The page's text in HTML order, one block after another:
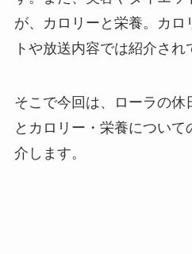
が、カロリーと栄養。カロ
トや放送内容では紹介され
そこで今回は、ローラの休
とカロリー・栄養につい
介します。